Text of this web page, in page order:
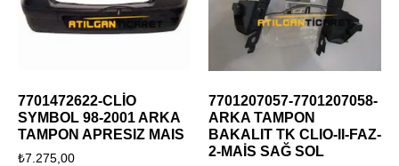
7701472622-CLİO
SYMBOL 98-2001 ARKA
TAMPON APRESIZ MAIS
₺7.275,00
7701207057-7701207058-
ARKA TAMPON
BAKALIT TK CLIO-II-FAZ-
2-MAİS SAĞ SOL